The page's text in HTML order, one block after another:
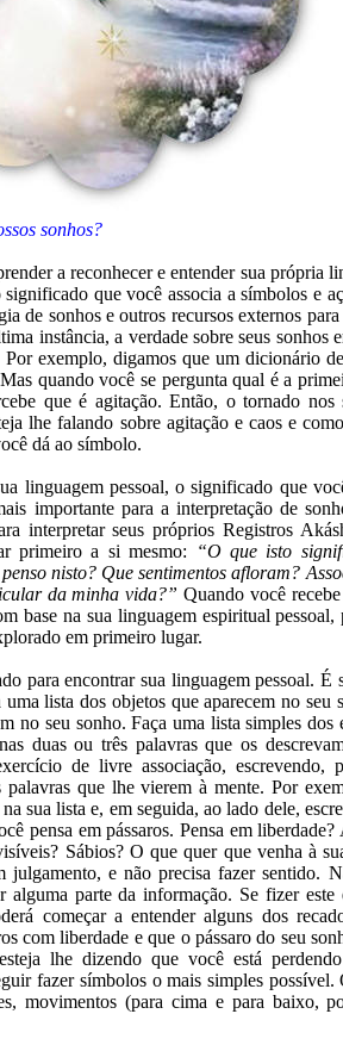
sonhos?
a reconhecer e entender sua própria
que você associa a símbolos e
de sonhos e outros recursos externos para
instância, a verdade sobre seus sonhos
exemplo, digamos que um dicionário
quando você se pergunta qual é a
que é agitação. Então, o tornado nos
lhe falando sobre agitação e caos e
dá ao símbolo.
linguagem pessoal, o significado que
importante para a interpretação de
interpretar seus próprios Registros
primeiro a si mesmo:
“O que isto
nisto? Que sentimentos afloram?
da minha vida?” Quando você
base na sua linguagem espiritual
em primeiro lugar.
para encontrar sua linguagem pessoal. É
lista dos objetos que aparecem no seu
no seu sonho. Faça uma lista simples dos
duas ou três palavras que os
de livre associação, escrevendo,
que lhe vierem à mente. Por
sua lista e, em seguida, ao lado dele,
pensa em pássaros. Pensa em
Sábios? O que quer que venha à
e não precisa fazer sentido.
alguma parte da informação. Se fizer este
começar a entender alguns dos
com liberdade e que o pássaro do seu
lhe dizendo que você está
fazer símbolos o mais simples possível.
movimentos (para cima e para baixo,